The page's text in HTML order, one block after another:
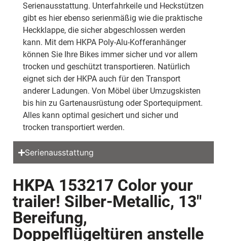
Serienausstattung. Unterfahrkeile und Heckstützen
gibt es hier ebenso serienmäßig wie die praktische
Heckklappe, die sicher abgeschlossen werden
kann. Mit dem HKPA Poly-Alu-Kofferanhänger
können Sie Ihre Bikes immer sicher und vor allem
trocken und geschützt transportieren. Natürlich
eignet sich der HKPA auch für den Transport
anderer Ladungen. Von Möbel über Umzugskisten
bis hin zu Gartenausrüstung oder Sportequipment.
Alles kann optimal gesichert und sicher und
trocken transportiert werden.
Serienausstattung
HKPA 153217 Color your
trailer! Silber-Metallic, 13″
Bereifung,
Doppelflügeltüren anstelle